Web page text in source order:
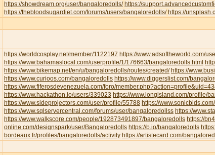
https://showdream.org/user/bangaloredolls/ https://
https://thebloodsugardiet.com/forums/users/bangaloredolls/ https://
https://worldcosplay.net/member/1122197 https://www.adsoftheworld.com/
https://www.bahamaslocal.com/userprofile/1/176663/bangaloredolls.html
https://www.bikemap.net/en/u/bangaloredolls/routes/created/ https://
https://www.curioos.com/bangaloredolls https://www.diggerslist.com/
https://www.fiferosdevenezuela.com/foro/
https://www.hackathon.io/users/339023 https://www.longisland.com/profile/
https://www.sideprojectors.com/user/profile/55788 https://
https://www.sqlservercentral.com/forums/user/bangaloredollss https://
https://www.walkscore.com/people/192873491897/bangaloredolls https://
online.com/designspark/user/Bangaloredolls https://b.io/bangaloredolls
bordeaux.fr/profiles/bangaloredolls/activity https://artistecard.com/